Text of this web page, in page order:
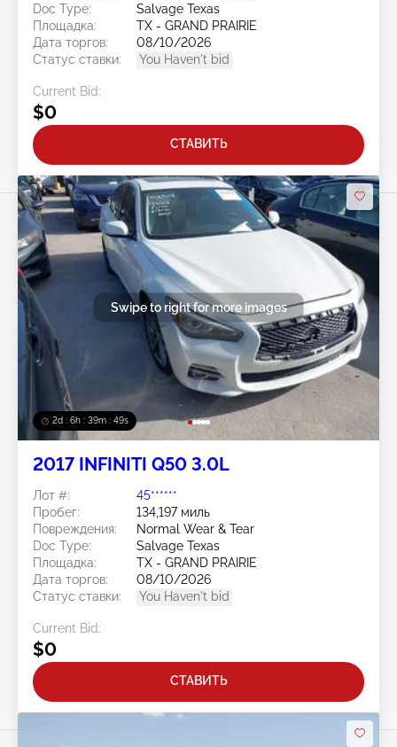
Doc Type:
Salvage Texas
Площадка:
TX - GRAND PRAIRIE
Дата торгов:
08/10/2026
Статус ставки:
You Haven't bid
Current Bid:
$0
СТАВИТЬ
2d : 6h : 39m : 46s
Swipe to right for more images
2017 INFINITI Q50 3.0L
Лот #:
45******
Пробег:
134,197 миль
Повреждения:
Normal Wear & Tear
Doc Type:
Salvage Texas
Площадка:
TX - GRAND PRAIRIE
Дата торгов:
08/10/2026
Статус ставки:
You Haven't bid
Current Bid:
$0
СТАВИТЬ